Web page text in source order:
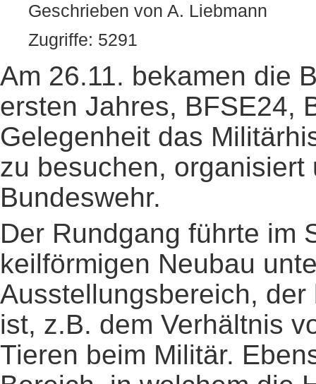
Geschrieben von A. Liebmann
Zugriffe: 5291
Am 26.11. bekamen die
ersten Jahres, BFSE24,
Gelegenheit das
zu besuchen,
Bundeswehr.
Der Rundgang führte im
keilförmigen Neubau
Ausstellungsbereich,
ist, z.B. dem Verhältnis
Tieren beim Militär.